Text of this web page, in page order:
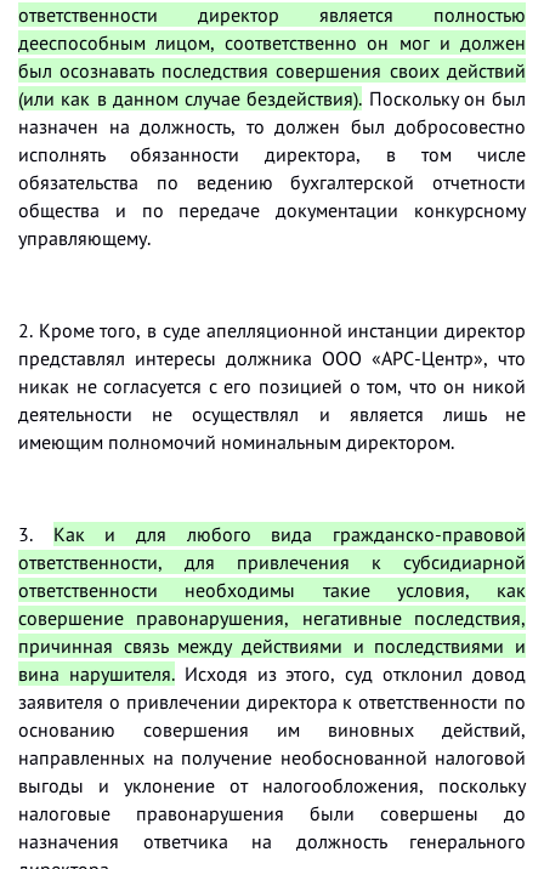
ответственности директор является полностью
дееспособным лицом, соответственно он мог и должен
был осознавать последствия совершения своих действий
(или как в данном случае бездействия). Поскольку он был
назначен на должность, то должен был добросовестно
исполнять обязанности директора, в том числе
обязательства по ведению бухгалтерской отчетности
общества и по передаче документации конкурсному
управляющему.
2. Кроме того, в суде апелляционной инстанции директор
представлял интересы должника ООО «АРС-Центр», что
никак не согласуется с его позицией о том, что он никой
деятельности не осуществлял и является лишь не
имеющим полномочий номинальным директором.
3. Как и для любого вида гражданско-правовой
ответственности, для привлечения к субсидиарной
ответственности необходимы такие условия, как
совершение правонарушения, негативные последствия,
причинная связь между действиями и последствиями и
вина нарушителя.Исходя из этого, суд отклонил довод
заявителя о привлечении директора к ответственности по
основанию совершения им виновных действий,
направленных на получение необоснованной налоговой
выгоды и уклонение от налогообложения, поскольку
налоговые правонарушения были совершены до
назначения ответчика на должность генерального